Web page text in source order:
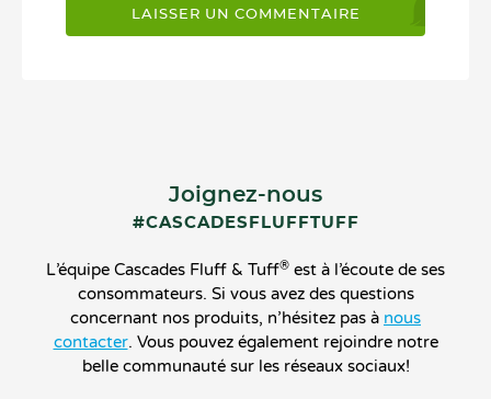
Joignez-nous
#CASCADESFLUFFTUFF
L’équipe Cascades Fluff & Tuff® est à l’écoute de ses
consommateurs. Si vous avez des questions
concernant nos produits, n’hésitez pas à nous
contacter. Vous pouvez également rejoindre notre
belle communauté sur les réseaux sociaux!